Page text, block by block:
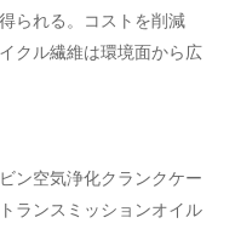
られる。コストを削減
クル繊維は環境面から広
ン空気浄化クランクケー
ランスミッションオイル